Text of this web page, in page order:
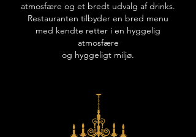
atmosfære og et bredt udvalg af drinks.
Restauranten tilbyder en bred menu
med kendte retter i en hyggelig
atmosfære
og hyggeligt miljø.